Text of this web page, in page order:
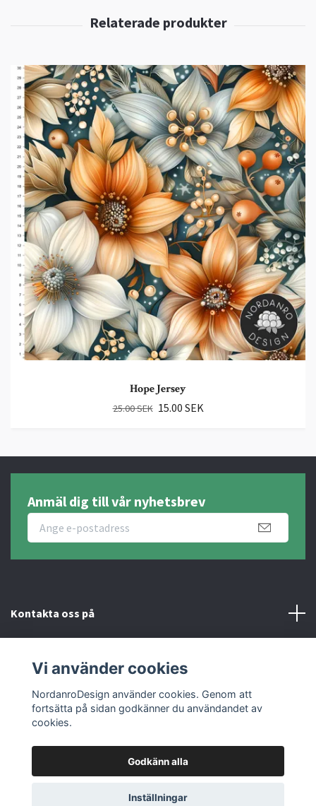
Hope Jersey
25.00 SEK 15.00 SEK
Anmäl dig till vår nyhetsbrev
Kontakta oss på
Sociala medier
© 2026 Nordanro Design
Vi använder cookies
NordanroDesign använder cookies. Genom att
fortsätta på sidan godkänner du användandet av
cookies.
Godkänn alla
Inställningar